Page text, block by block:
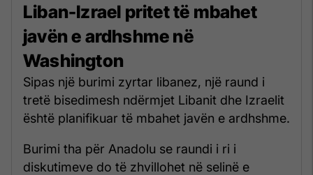
Liban-Izrael pritet të mbahet
javën e ardhshme në
Washington
Sipas një burimi zyrtar libanez, një raund i
tretë bisedimesh ndërmjet Libanit dhe Izraelit
është planifikuar të mbahet javën e ardhshme.
Burimi tha për Anadolu se raundi i ri i
diskutimeve do të zhvillohet në selinë e